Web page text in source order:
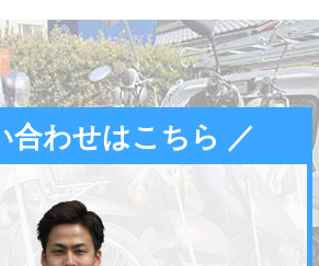
合わせはこちら ／